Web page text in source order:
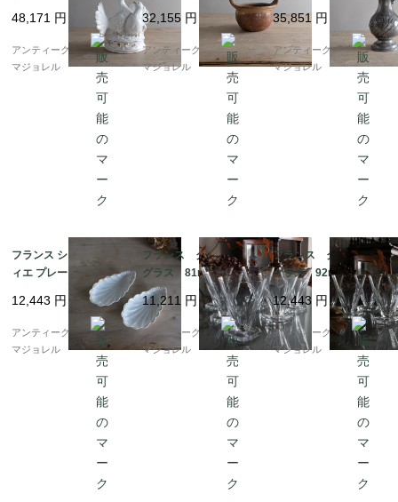
48,171 円
アンティークギャラリー
マジョレル
たポタリーポット 70
80
32,155 円
アンティークギャラリー
マジョレル
の大きなエタン（ピュ
ーター）ジャグ 7856
35,851 円
アンティークギャラリー
マジョレル
フランス シェル ラヴ
ィエ プレート 7517
12,443 円
アンティークギャラリー
マジョレル
フランス クリスタル
グラス 81mm 7435
11,211 円
アンティークギャラリー
マジョレル
フランス クリスタル
グラス 92mm 7436
12,443 円
アンティークギャラリー
マジョレル